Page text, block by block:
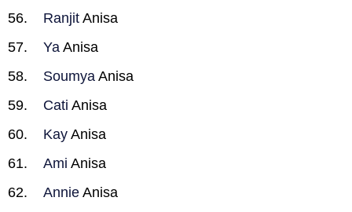
Ranjit Anisa
Ya Anisa
Soumya Anisa
Cati Anisa
Kay Anisa
Ami Anisa
Annie Anisa